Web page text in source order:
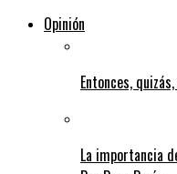
Opinión
Entonces,
La importancia